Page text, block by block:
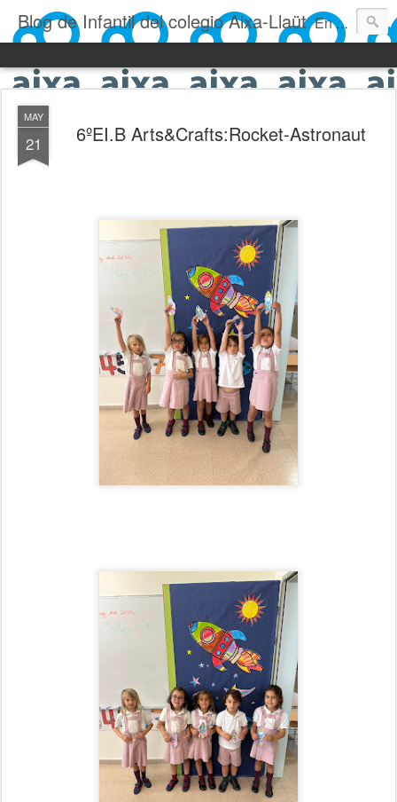
Blog de Infantil del colegio Aixa-Llaüt En nuestro blog verás las actividades del día a día de Infantil, de los alumnos de 0 a 6 años: los talleres, los experimentos, las rutinas, las clases, los patios, etc. ¡Todo aquello que los más pequeños no saben contar!
MAY
21 6ºEI.B Arts&Crafts:Rocket-Astronaut